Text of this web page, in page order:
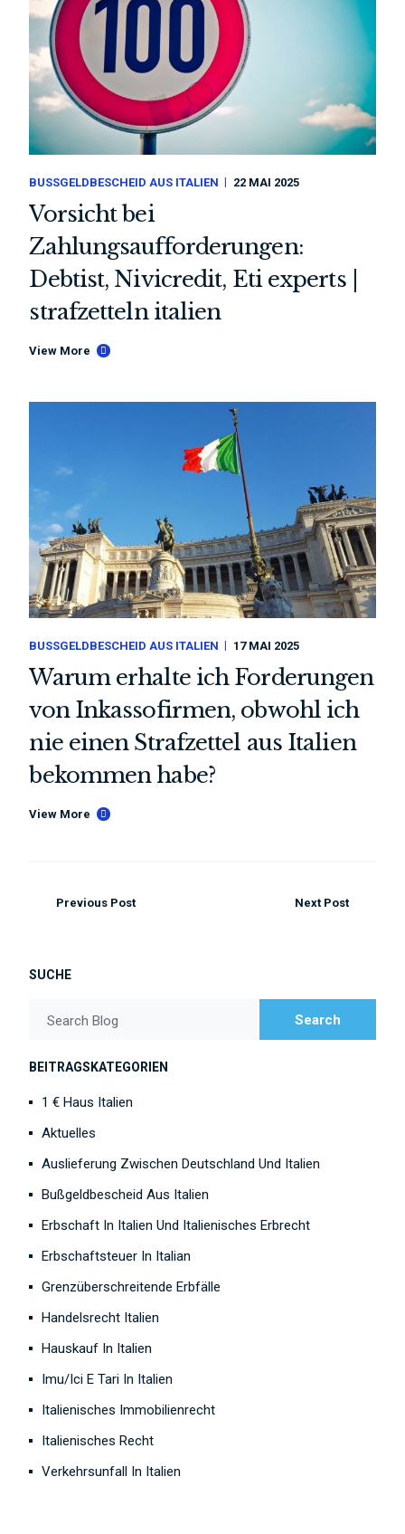
BUSSGELDBESCHEID AUS ITALIEN 22 MAI 2025
Vorsicht bei
Zahlungsaufforderungen:
Debtist, Nivicredit, Eti experts |
strafzetteln italien
View More
BUSSGELDBESCHEID AUS ITALIEN 17 MAI 2025
Warum erhalte ich Forderungen
von Inkassofirmen, obwohl ich
nie einen Strafzettel aus Italien
bekommen habe?
View More
Previous Post Next Post
SUCHE
Search Blog Search
BEITRAGSKATEGORIEN
1 € Haus Italien
Aktuelles
Auslieferung Zwischen Deutschland Und Italien
Bußgeldbescheid Aus Italien
Erbschaft In Italien Und Italienisches Erbrecht
Erbschaftsteuer In Italian
Grenzüberschreitende Erbfälle
Handelsrecht Italien
Hauskauf In Italien
Imu/Ici E Tari In Italien
Italienisches Immobilienrecht
Italienisches Recht
Verkehrsunfall In Italien